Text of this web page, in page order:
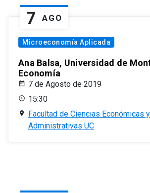
7 AGO
Microeconomía Aplicada
Ana Balsa, Universidad de
Economía
7 de Agosto de 2019
15:30
Facultad de Ciencias Económicas y
Administrativas UC